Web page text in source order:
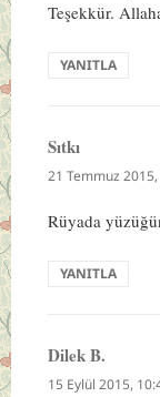
Teşekkür.
YANITLA
Sıtkıdedi
ki:
21 Temmuz
Rüyada
YANITLA
Dilek B.
ki:
15 Eylül 2015,